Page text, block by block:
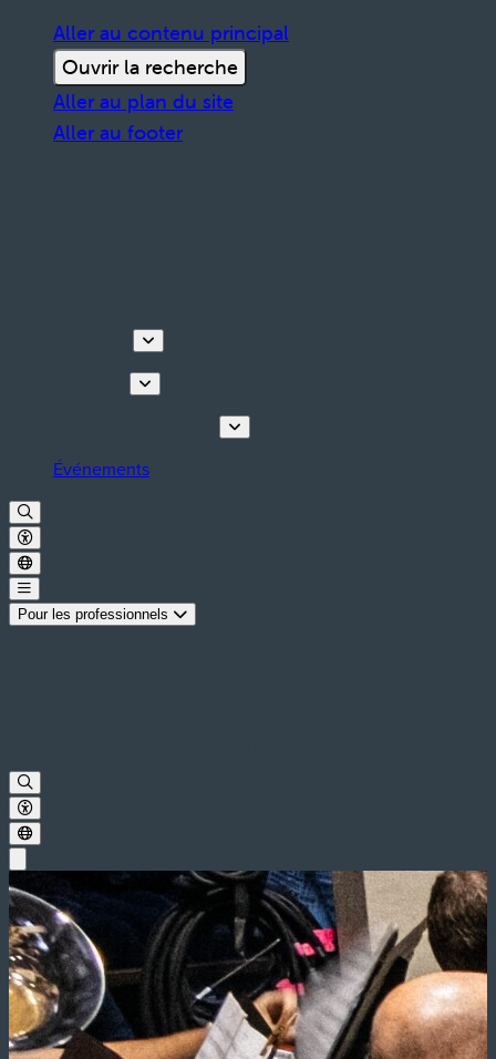
Aller au contenu principal
Ouvrir la recherche
Aller au plan du site
Aller au footer
Événements
Pour les professionnels